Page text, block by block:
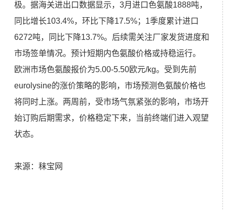
极。据海关进出口数据显示，3月进口色氨酸1888吨，
同比增长103.4%，环比下降17.5%；1季度累计进口
6272吨，同比下降13.7%。后续需关注厂家发货进度和
市场签单情况。预计短期内色氨酸价格或持稳运行。
欧洲市场色氨酸报价为5.00-5.50欧元/kg。受到先前
eurolysine的涨价策略的影响，市场预测色氨酸价格也
将同时上涨。两周前，受市场气氛紧张的影响，市场开
始订购后期需求，价格稳定下来，当前终端们进入观望
状态。
来源： 秣宝网